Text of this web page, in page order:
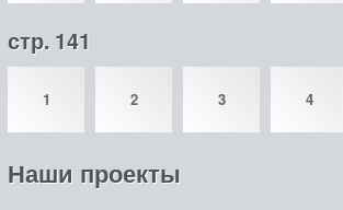
стр. 141
1 2 3 4
Наши проекты